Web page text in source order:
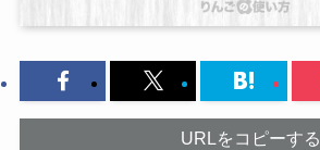
URLをコピーする